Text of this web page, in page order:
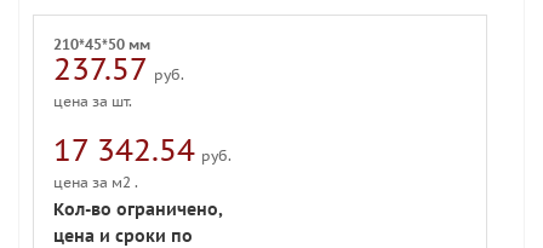
210*45*50 мм
237.57 руб.
цена за шт.
17 342.54 руб.
цена за м2 .
Кол-во ограничено,
цена и сроки по